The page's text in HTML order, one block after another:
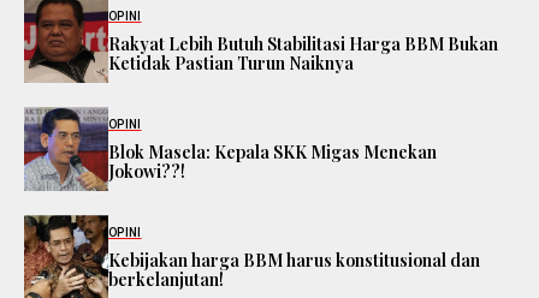
OPINI
Rakyat Lebih Butuh Stabilitasi Harga BBM Bukan
Ketidak Pastian Turun Naiknya
OPINI
Blok Masela: Kepala SKK Migas Menekan
Jokowi??!
OPINI
Kebijakan harga BBM harus konstitusional dan
berkelanjutan!